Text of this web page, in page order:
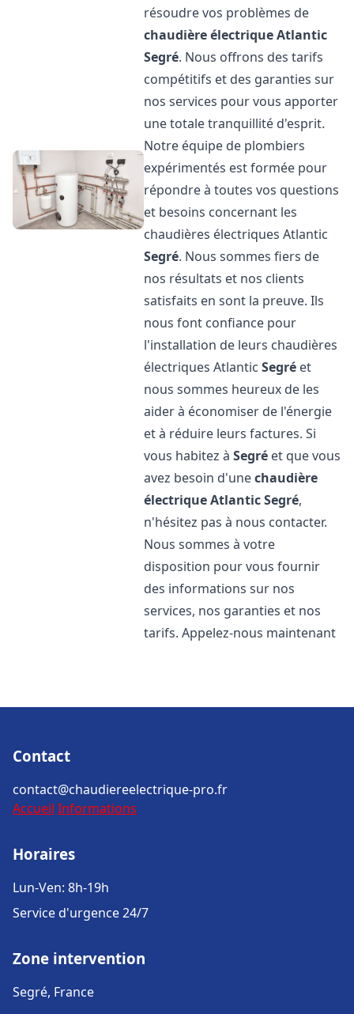
résoudre vos problèmes de
chaudière électrique Atlantic
Segré. Nous offrons des tarifs
compétitifs et des garanties sur
nos services pour vous apporter
une totale tranquillité d'esprit.
Notre équipe de plombiers
expérimentés est formée pour
répondre à toutes vos questions
et besoins concernant les
chaudières électriques Atlantic
Segré. Nous sommes fiers de
nos résultats et nos clients
satisfaits en sont la preuve. Ils
nous font confiance pour
l'installation de leurs chaudières
électriques AtlanticSegré et
nous sommes heureux de les
aider à économiser de l'énergie
et à réduire leurs factures. Si
vous habitez àSegré et que vous
avez besoin d'unechaudière
électrique AtlanticSegré,
n'hésitez pas à nous contacter.
Nous sommes à votre
disposition pour vous fournir
des informations sur nos
services, nos garanties et nos
tarifs. Appelez-nous maintenant
Contact
contact@chaudiereelectrique-pro.fr
Accueil Informations
Horaires
Lun-Ven: 8h-19h
Service d'urgence 24/7
Zone intervention
Segré, France